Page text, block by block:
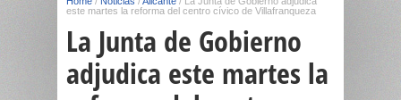
este martes la reforma del centro cívico de Villafranqueza
La Junta de Gobierno
adjudica este martes la